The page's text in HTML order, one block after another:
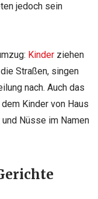
jedoch sein
Kinder ziehen
Straßen, singen
nach. Auch das
Kinder von Haus
Nüsse im Namen